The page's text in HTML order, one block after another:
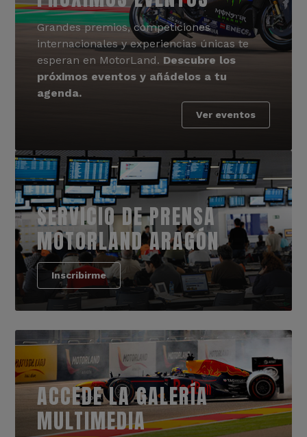
Grandes premios, competiciones
internacionales y experiencias únicas te
esperan en MotorLand. Descubre los
próximos eventos y añádelos a tu
agenda.
Ver eventos
SERVICIO DE PRENSA
MOTORLAND ARAGÓN
Inscribirme
ACCEDE LA GALERÍA
MULTIMEDIA